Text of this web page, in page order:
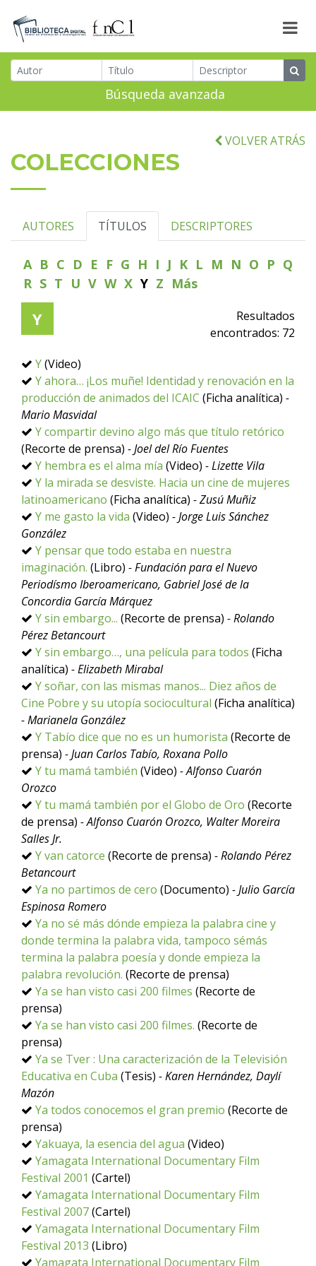
Búsqueda avanzada
VOLVER ATRÁS
COLECCIONES
AUTORES TÍTULOS DESCRIPTORES
A B C D E F G H I J K L M N O P Q
R S T U V W X Y Z Más
Y
Resultados
encontrados: 72
Y(Video)
Y ahora… ¡Los muñe! Identidad y renovación en la
producción de animados del ICAIC (Ficha analítica) -
Mario Masvidal
Y compartir devino algo más que título retórico
(Recorte de prensa) - Joel del Río Fuentes
Y hembra es el alma mía (Video) - Lizette Vila
Y la mirada se desviste. Hacia un cine de mujeres
latinoamericano (Ficha analítica) - Zusú Muñiz
Y me gasto la vida (Video) - Jorge Luis Sánchez
González
Y pensar que todo estaba en nuestra
imaginación. (Libro) - Fundación para el Nuevo
Periodísmo Iberoamericano, Gabriel José de la
Concordia García Márquez
Y sin embargo... (Recorte de prensa) - Rolando
Pérez Betancourt
Y sin embargo…, una película para todos (Ficha
analítica) - Elizabeth Mirabal
Y soñar, con las mismas manos... Diez años de
Cine Pobre y su utopía sociocultural (Ficha analítica)
- Marianela González
Y Tabío dice que no es un humorista (Recorte de
prensa) - Juan Carlos Tabío, Roxana Pollo
Y tu mamá también (Video) - Alfonso Cuarón
Orozco
Y tu mamá también por el Globo de Oro (Recorte
de prensa) - Alfonso Cuarón Orozco, Walter Moreira
Salles Jr.
Y van catorce (Recorte de prensa) - Rolando Pérez
Betancourt
Ya no partimos de cero (Documento) - Julio García
Espinosa Romero
Ya no sé más dónde empieza la palabra cine y
donde termina la palabra vida, tampoco sémás
termina la palabra poesía y donde empieza la
palabra revolución. (Recorte de prensa)
Ya se han visto casi 200 filmes (Recorte de
prensa)
Ya se han visto casi 200 filmes. (Recorte de
prensa)
Ya se Tver : Una caracterización de la Televisión
Educativa en Cuba (Tesis) - Karen Hernández, Daylí
Mazón
Ya todos conocemos el gran premio (Recorte de
prensa)
Yakuaya, la esencia del agua (Video)
Yamagata International Documentary Film
Festival 2001 (Cartel)
Yamagata International Documentary Film
Festival 2007(Cartel)
Yamagata International Documentary Film
Festival 2013 (Libro)
Yamagata International Documentary Film